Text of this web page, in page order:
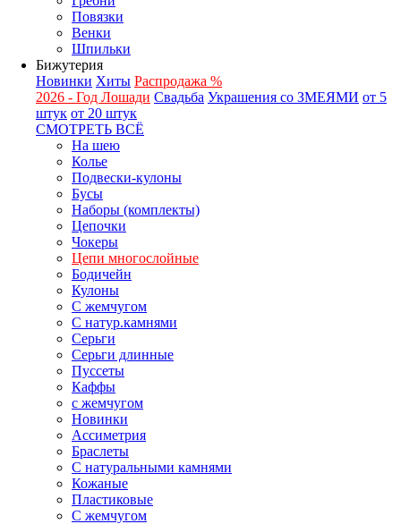
Повязки
Венки
Шпильки
Бижутерия
Новинки Хиты Распродажа %
2026 - Год Лошади Свадьба Украшения со ЗМЕЯМИ от 5
штук от 20 штук
СМОТРЕТЬ ВСЁ
На шею
Колье
Подвески-кулоны
Бусы
Наборы (комплекты)
Цепочки
Чокеры
Цепи многослойные
Бодичейн
Кулоны
С жемчугом
С натур.камнями
Серьги
Серьги длинные
Пуссеты
Каффы
с жемчугом
Новинки
Ассиметрия
Браслеты
С натуральными камнями
Кожаные
Пластиковые
С жемчугом